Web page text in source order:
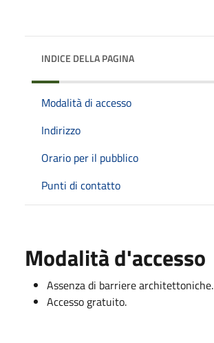
INDICE DELLA PAGINA
Modalità di accesso
Indirizzo
Orario per il pubblico
Punti di contatto
Modalità d'accesso
Assenza di barriere architettoniche.
Accesso gratuito.